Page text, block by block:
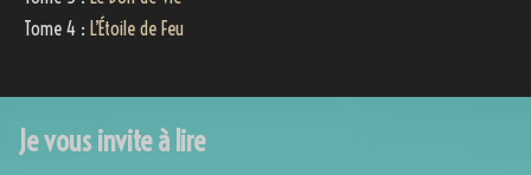
Tome 4 : L’Étoile de Feu
Je vous invite à lire